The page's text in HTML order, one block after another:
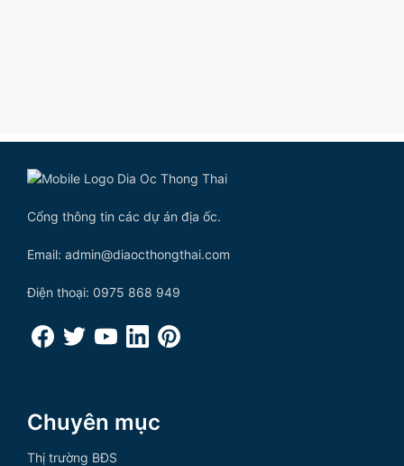
Cổng thông tin các dự án địa ốc.
Email: admin@diaocthongthai.com
Điện thoại: 0975 868 949
Chuyên mục
Thị trường BĐS